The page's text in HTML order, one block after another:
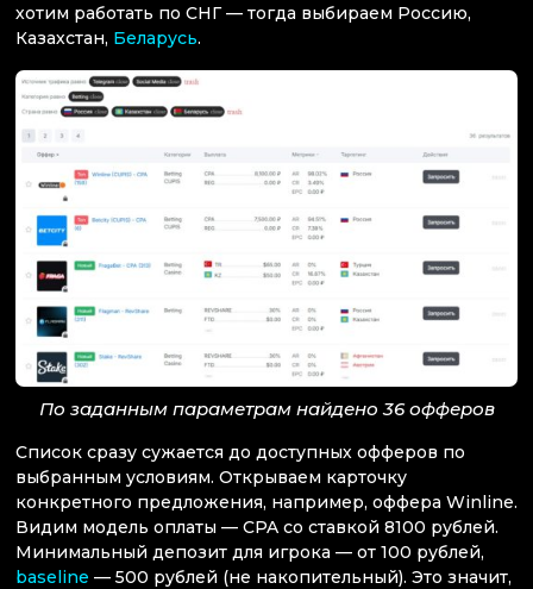
хотим работать по СНГ — тогда выбираем Россию,
Казахстан, Беларусь.
По заданным параметрам найдено 36 офферов
Список сразу сужается до доступных офферов по
выбранным условиям. Открываем карточку
конкретного предложения, например, оффера Winline.
Видим модель оплаты — CPA со ставкой 8100 рублей.
Минимальный депозит для игрока — от 100 рублей,
baseline — 500 рублей (не накопительный). Это значит,